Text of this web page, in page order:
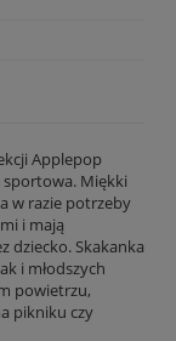
Applepop
sportowa. Miękki
w razie potrzeby
i mają
dziecko. Skakanka
i młodszych
powietrzu,
pikniku czy